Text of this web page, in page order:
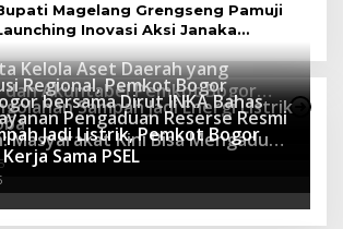
Magelang Grengseng Pamuji
Inovasi Aksi Janaka
Sekolah Adiwiyata
Kelola Aset Daerah yang
dan Akuntabel Pemkot Bogor
Regional, Pemkot Bogor
Sampah Jadi Energi Listrik
bersama Dirut INKA Bahas
Pengaduan Reserse Resmi
Masyarakat Kini Bisa Mengadu
Mudah, dan Terintegrasi
Jadi Listrik, Pemkot Bogor
Sama PSEL